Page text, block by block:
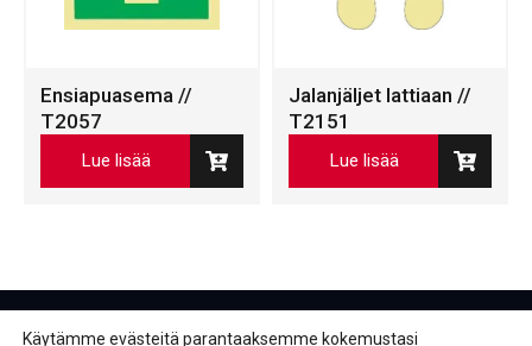
Ensiapuasema //
T2057
Lue lisää
Jalanjäljet lattiaan //
T2151
Lue lisää
Käytämme evästeitä parantaaksemme kokemustasi